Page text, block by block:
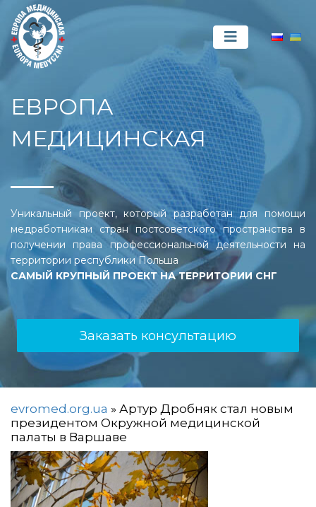
ЕВРОПА
МЕДИЦИНСКАЯ
Уникальный проект, который разработан для помощи
медработникам стран постсоветского пространства в
получении права профессиональной деятельности на
территории республики Польша
САМЫЙ КРУПНЫЙ ПРОЕКТ НА ТЕРРИТОРИИ СНГ
Заказать консультацию
evromed.org.ua » Артур Дробняк стал новым
президентом Окружной медицинской
палаты в Варшаве